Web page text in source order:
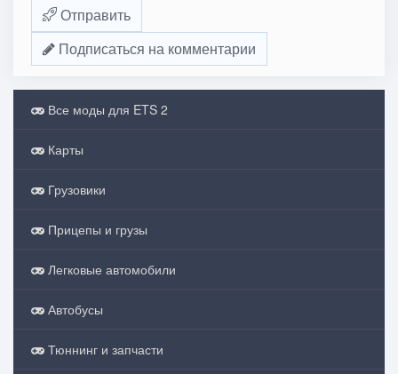
Отправить
Подписаться на комментарии
Все моды для ETS 2
Карты
Грузовики
Прицепы и грузы
Легковые автомобили
Автобусы
Тюннинг и запчасти